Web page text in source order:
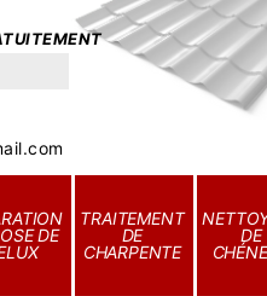
DE
TRAITEMENT
DE
CHARPENTE
DE